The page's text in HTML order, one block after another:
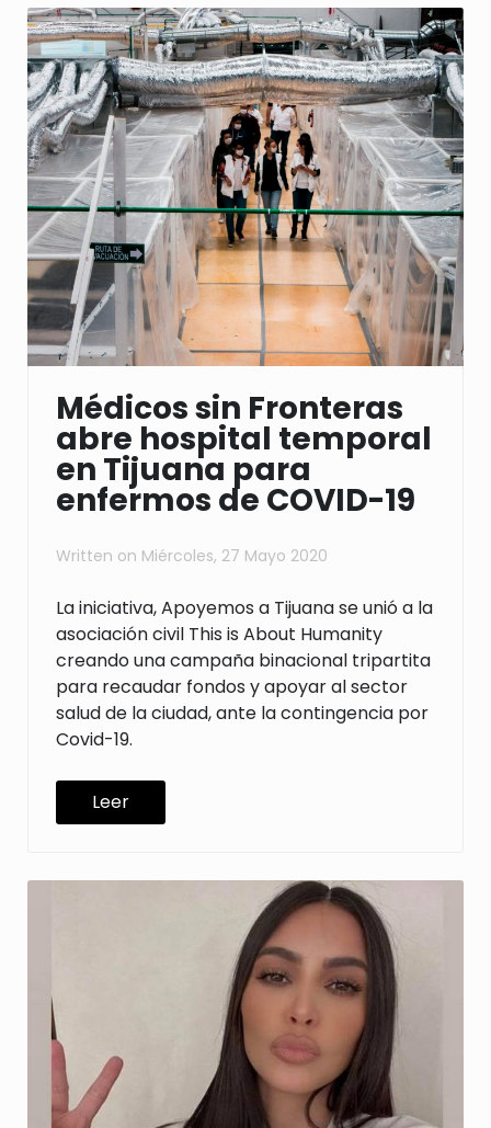
Médicos sin Fronteras
abre hospital temporal
en Tijuana para
enfermos de COVID-19
Written on Miércoles, 27 Mayo 2020
La iniciativa, Apoyemos a Tijuana se unió a la
asociación civil This is About Humanity
creando una campaña binacional tripartita
para recaudar fondos y apoyar al sector
salud de la ciudad, ante la contingencia por
Covid-19.
Leer